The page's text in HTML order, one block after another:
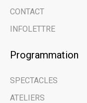
CONTACT
INFOLETTRE
Programmation
SPECTACLES
ATELIERS
grâce
Email address